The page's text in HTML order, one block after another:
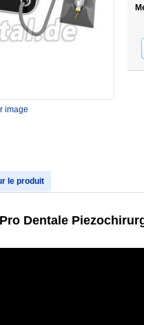
image
le produit
Dentale